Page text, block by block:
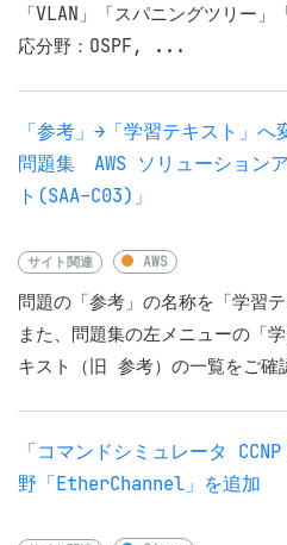
「VLAN」「スパニングツリー
応分野：OSPF, ...
「参考」→「学習テキスト」へ
問題集 AWS ソリューション
ト(SAA-C03)」
サイト関連 AWS
問題の「参考」の名称を「学習
また、問題集の左メニューの「
キスト（旧 参考）の一覧をご
「コマンドシミュレータ
野「EtherChannel」を追加